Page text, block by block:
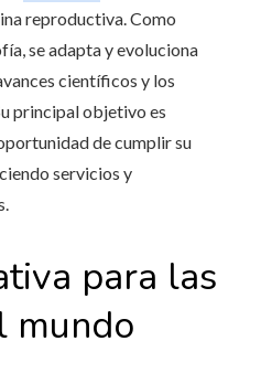
reproductiva. Como
se adapta y evoluciona
científicos y los
principal objetivo es
de cumplir su
servicios y
para las
mundo